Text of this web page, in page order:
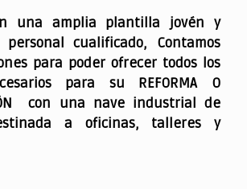
una amplia plantilla jovén y
cualificado, Contamos
para poder ofrecer todos los
para su REFORMA O
con una nave industrial de
a oficinas, talleres y